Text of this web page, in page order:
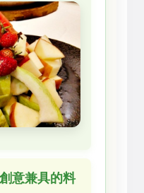
意兼具的料